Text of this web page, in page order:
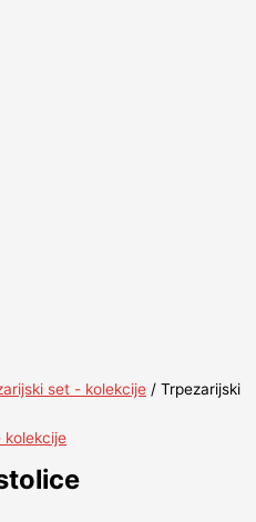
set - kolekcije / Trpezarijski
kolekcije